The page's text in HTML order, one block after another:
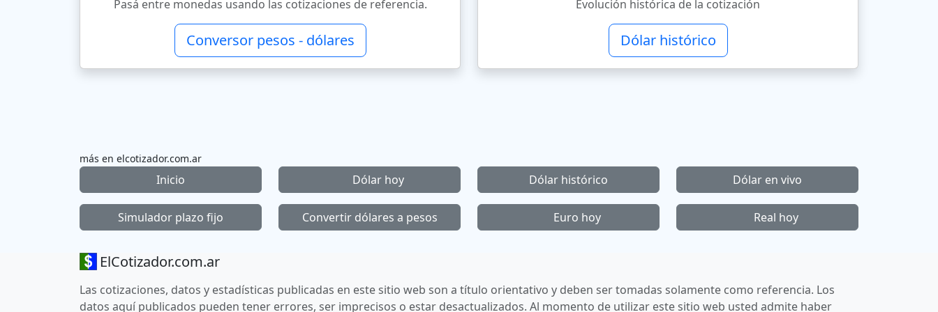
Pasá entre monedas usando las cotizaciones de referencia.
Conversor pesos - dólares
Evolución histórica de la cotización
Dólar histórico
más en elcotizador.com.ar
Inicio Dólar hoy Dólar histórico Dólar en vivo
Simulador plazo fijo Convertir dólares a pesos Euro hoy Real hoy
ElCotizador.com.ar
Las cotizaciones, datos y estadísticas publicadas en este sitio web son a título orientativo y deben ser tomadas solamente como referencia. Los
datos aquí publicados pueden tener errores, ser imprecisos o estar desactualizados. Al momento de utilizar este sitio web usted admite haber